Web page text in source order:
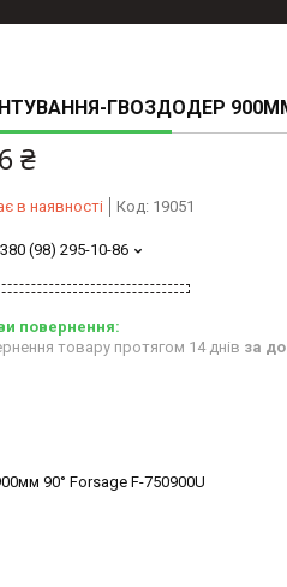
ГВОЗДОДЕР
₴
в наявності Код: 19051
(98) 295-10-86
товару протягом 14 днів за
90° Forsage F-750900U